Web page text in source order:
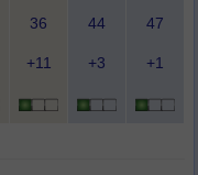
36 44 47
+11 +3 +1